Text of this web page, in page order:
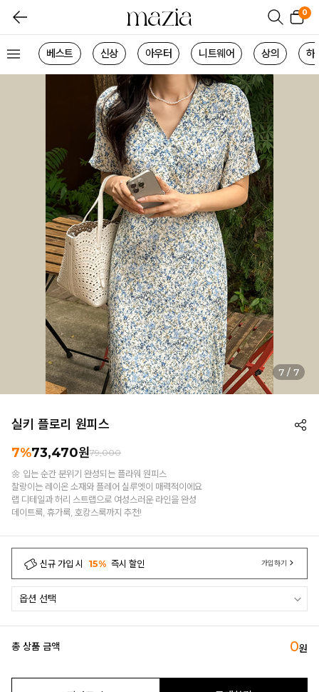
0
베스트 신상 아우터 니트웨어 상의 하
1 / 7
실키 플로리 원피스
7%73,470원79,000
🌼 입는 순간 분위기 완성되는 플라워 원피스
찰랑이는 레이온 소재와 플레어 실루엣이 매력적이에요
랩 디테일과 허리 스트랩으로 여성스러운 라인을 완성
데이트룩, 휴가룩, 호캉스룩까지 추천!
신규 가입 시 15% 즉시 할인 가입하기
총 상품 금액 0원